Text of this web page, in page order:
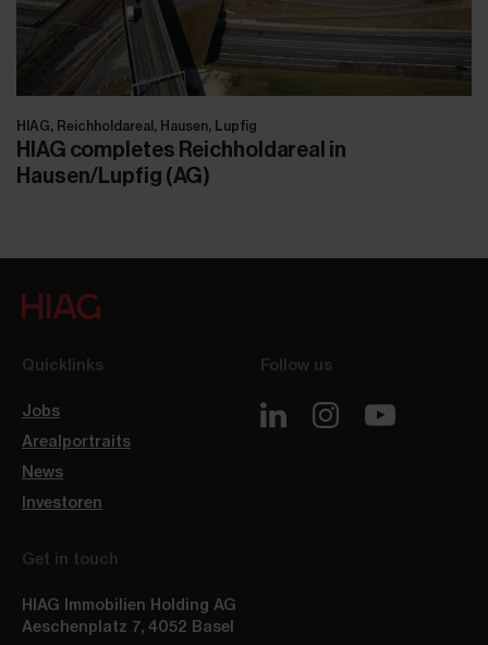
HIAG, Reichholdareal, Hausen, Lupfig
HIAG completes Reichholdareal in
Hausen/Lupfig (AG)
Quicklinks
Jobs
Arealportraits
News
Investoren
Follow us
Get in touch
HIAG Immobilien Holding AG
Aeschenplatz 7, 4052 Basel